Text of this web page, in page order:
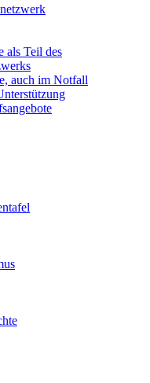
als Teil des
auch im Notfall